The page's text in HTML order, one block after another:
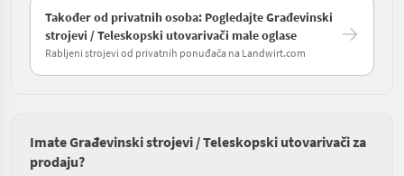
Također od privatnih osoba: Pogledajte Građevinski
strojevi / Teleskopski utovarivači male oglase
Rabljeni strojevi od privatnih ponuđača na Landwirt.com
Imate Građevinski strojevi / Teleskopski utovarivači za
prodaju?